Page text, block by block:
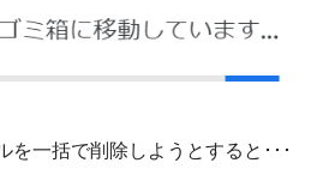
を一括で削除しようとすると･･･